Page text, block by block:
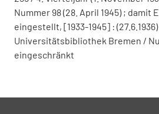
Nummer 98 (28. April 1945) ; damit
eingestellt, [1933-1945] :
Universitätsbibliothek Bremen /
eingeschränkt